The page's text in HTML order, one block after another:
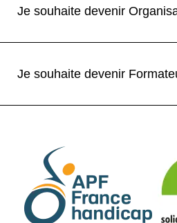
Je souhaite devenir
Je souhaite devenir